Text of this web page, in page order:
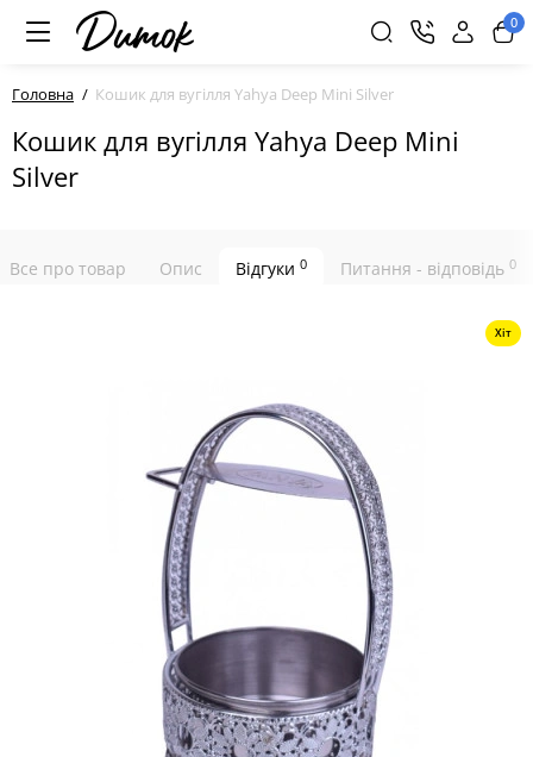
0
Головна Кошик для вугілля Yahya Deep Mini Silver
Кошик для вугілля Yahya Deep Mini
Silver
Все про товар Опис Відгуки 0 Питання - відповідь 0
Хіт